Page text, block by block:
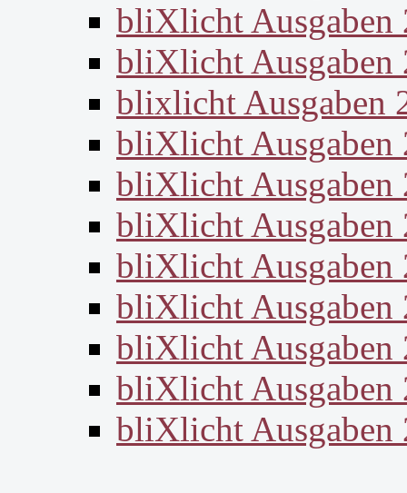
bliXlicht Ausgaben
bliXlicht Ausgaben
blixlicht Ausgaben
bliXlicht Ausgaben
bliXlicht Ausgaben
bliXlicht Ausgaben
bliXlicht Ausgaben
bliXlicht Ausgaben
bliXlicht Ausgaben
bliXlicht Ausgaben
bliXlicht Ausgaben